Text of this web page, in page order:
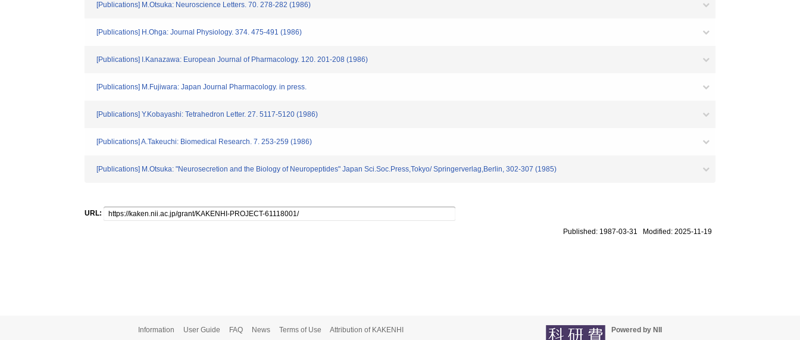
[Publications] M.Otsuka: Neuroscience Letters. 70. 278-282 (1986)
[Publications] H.Ohga: Journal Physiology. 374. 475-491 (1986)
[Publications] I.Kanazawa: European Journal of Pharmacology. 120. 201-208 (1986)
[Publications] M.Fujiwara: Japan Journal Pharmacology. in press.
[Publications] Y.Kobayashi: Tetrahedron Letter. 27. 5117-5120 (1986)
[Publications] A.Takeuchi: Biomedical Research. 7. 253-259 (1986)
[Publications] M.Otsuka: "Neurosecretion and the Biology of Neuropeptides" Japan Sci.Soc.Press,Tokyo/ Springerverlag,Berlin, 302-307 (1985)
URL:
Published: 1987-03-31 Modified: 2025-11-19
Information User Guide FAQ News Terms of Use Attribution of KAKENHI Powered by NII